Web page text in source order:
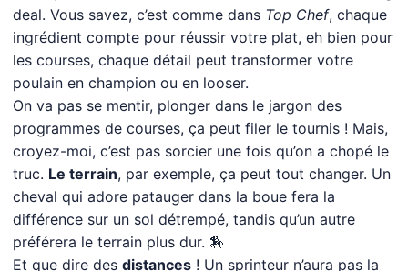
deal. Vous savez, c’est comme dans Top Chef, chaque
ingrédient compte pour réussir votre plat, eh bien pour
les courses, chaque détail peut transformer votre
poulain en champion ou en looser.
On va pas se mentir, plonger dans le jargon des
programmes de courses, ça peut filer le tournis ! Mais,
croyez-moi, c’est pas sorcier une fois qu’on a chopé le
truc. Le terrain, par exemple, ça peut tout changer. Un
cheval qui adore patauger dans la boue fera la
différence sur un sol détrempé, tandis qu’un autre
préférera le terrain plus dur. 🏇
Et que dire des distances ! Un sprinteur n’aura pas la